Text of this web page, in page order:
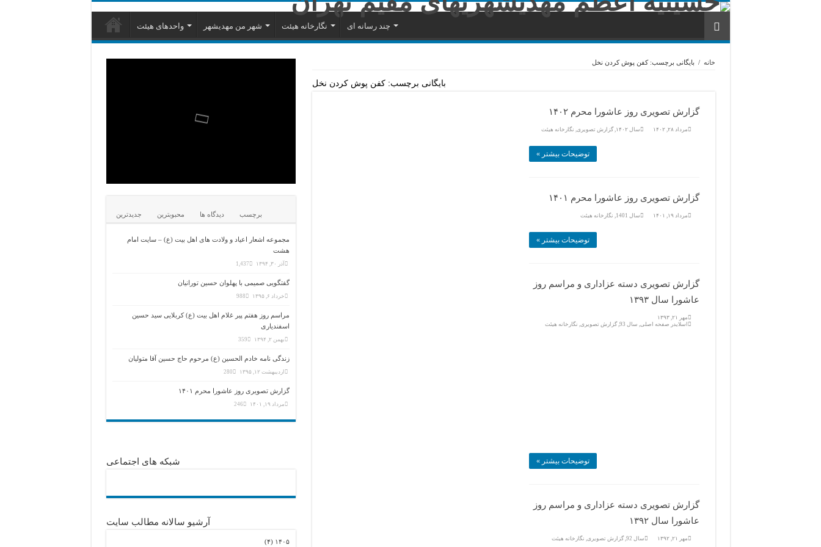
واحدهای هیئت شهر من مهدیشهر نگارخانه هیئت چند رسانه ای
خانه / بایگانی برچسب: کفن پوش کردن نخل
بایگانی برچسب:کفن پوش کردن نخل
گزارش تصویری روز عاشورا محرم ۱۴۰۲
مرداد ۲۸, ۱۴۰۲ سال ۱۴۰۲ ,گزارش تصویری, نگارخانه هیئت
توضیحات بیشتر »
گزارش تصویری روز عاشورا محرم ۱۴۰۱
مرداد ۱۹, ۱۴۰۱ سال 1401 , نگارخانه هیئت
توضیحات بیشتر »
گزارش تصویری دسته عزاداری و مراسم روز
عاشورا سال ۱۳۹۳
مهر ۲۱, ۱۳۹۳
اسلایدر صفحه اصلی, سال 93 ,گزارش تصویری, نگارخانه هیئت
توضیحات بیشتر »
گزارش تصویری دسته عزاداری و مراسم روز
عاشورا سال ۱۳۹۲
مهر ۲۱, ۱۳۹۲ سال 92 ,گزارش تصویری, نگارخانه هیئت
جدیدترین محبوبترین دیدگاه ها برچسب
مجموعه اشعار اعیاد و ولادت های اهل بیت (ع) – سایت امام
هشت
آذر ۳۰, ۱۳۹۴ 1,437
گفتگویی صمیمی با پهلوان حسین تورانیان
خرداد ۶, ۱۳۹۵ 988
مراسم روز هفتم پیر غلام اهل بیت (ع) کربلایی سید حسین
اسفندیاری
بهمن ۲, ۱۳۹۴ 359
زندگی نامه خادم الحسین (ع) مرحوم حاج حسین آقا متولیان
اردیبهشت ۱۲, ۱۳۹۵ 280
گزارش تصویری روز عاشورا محرم ۱۴۰۱
مرداد ۱۹, ۱۴۰۱ 246
شبکه های اجتماعی
آرشیو سالانه مطالب سایت
۱۴۰۵ (۴)